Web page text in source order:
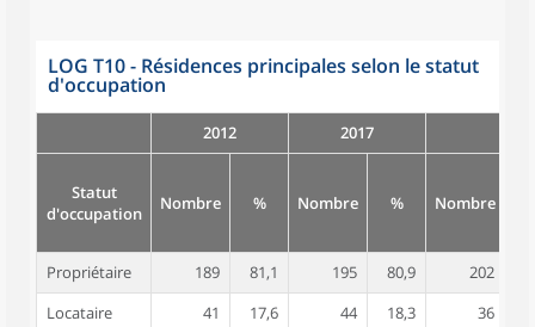
LOG T10 - Résidences principales selon le statut
d'occupation
2012 2017
Statut
d'occupation
Nombre % Nombre % Nombre
Propriétaire 189 81,1 195 80,9 202
Locataire
41 17,6 44 18,3 36